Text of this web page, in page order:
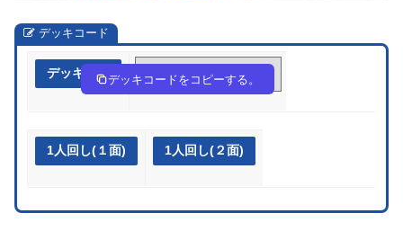
デッキコード
デッキ作成 QgHiNn-pyjVZQ-gHngNg
デッキコードをコピーする。
1人回し(１面) 1人回し(２面)